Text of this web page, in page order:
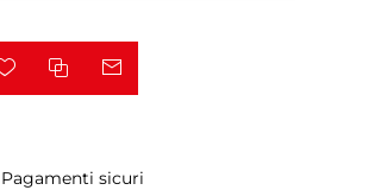
Pagamenti sicuri